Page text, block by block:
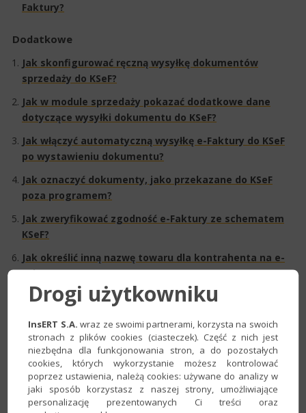
Faktury?
Dodatkowe
Jak skonfigurować ręczną wysyłkę dokumentów
sprzedaży do KSeF?
Jak w module sprzedaży pokazać dodatkowe dane
dotyczące wysyłki dokumentu do KSeF?
Jak włączyć automatyczną wysyłkę e-Faktury do KSeF
po wystawieniu dokumentu?
Jak oznaczyć dokumenty, jako przekazane do KSeF
poza programem?
Jak zweryfikować zgodność e-Faktury ze schematem
KSeF?​
Jak określić inną nazwę towaru dla kontrahenta na e-
Fakturze?​
Jak dodać numer ZK / oryginału ZK do sekcji
Odbiór dokumentów
Podstawowe
Jak odebrać dokumenty zakupu z systemu KSeF ?
Drogi użytkowniku
InsERT S.A. wraz ze swoimi partnerami, korzysta na swoich
stronach z plików cookies (ciasteczek). Część z nich jest
niezbędna dla funkcjonowania stron, a do pozostałych
cookies, których wykorzystanie możesz kontrolować
poprzez ustawienia, należą cookies: używane do analizy w
jaki sposób korzystasz z naszej strony, umożliwiające
personalizację prezentowanych Ci treści oraz